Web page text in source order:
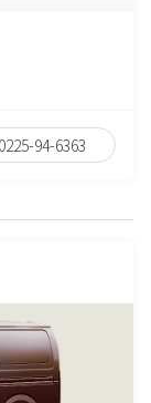
0225-94-6363